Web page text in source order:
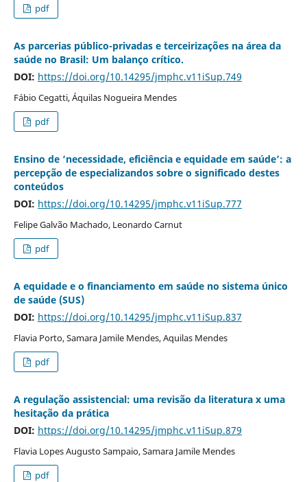
pdf
As parcerias público-privadas e terceirizações na área da
saúde no Brasil: Um balanço crítico.
DOI: https://doi.org/10.14295/jmphc.v11iSup.749
Fábio Cegatti, Áquilas Nogueira Mendes
pdf
Ensino de ‘necessidade, eficiência e equidade em saúde’: a
percepção de especializandos sobre o significado destes
conteúdos
DOI: https://doi.org/10.14295/jmphc.v11iSup.777
Felipe Galvão Machado, Leonardo Carnut
pdf
A equidade e o financiamento em saúde no sistema único
de saúde (SUS)
DOI: https://doi.org/10.14295/jmphc.v11iSup.837
Flavia Porto, Samara Jamile Mendes, Aquilas Mendes
pdf
A regulação assistencial: uma revisão da literatura x uma
hesitação da prática
DOI: https://doi.org/10.14295/jmphc.v11iSup.879
Flavia Lopes Augusto Sampaio, Samara Jamile Mendes
pdf